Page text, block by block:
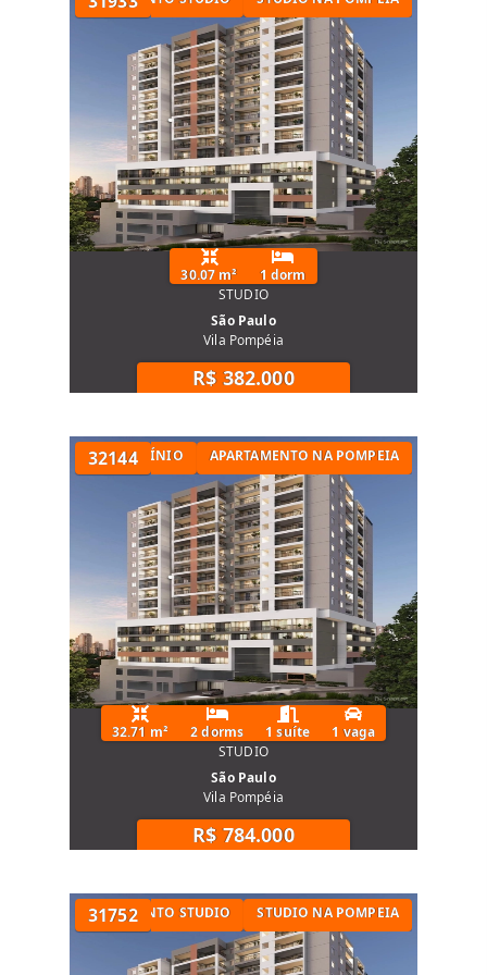
30.07 m²
1 dorm
STUDIO
São Paulo
Vila Pompéia
R$ 382.000
32144
EM CONDOMÍNIO APARTAMENTO NA POMPEIA
32.71 m² 2 dorms 1 suíte
1 vaga
STUDIO
São Paulo
Vila Pompéia
R$ 784.000
31752
APARTAMENTO STUDIO STUDIO NA POMPEIA